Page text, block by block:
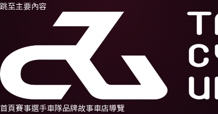
跳至主要內容
首頁賽事選手車隊品牌故事車店導覽